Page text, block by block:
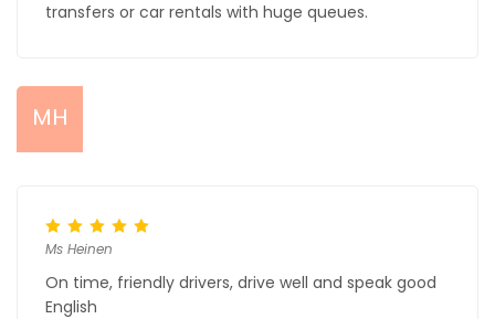
transfers or car rentals with huge queues.
MH
Ms Heinen
On time, friendly drivers, drive well and speak good
English